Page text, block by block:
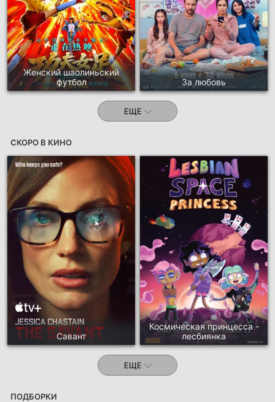
Женский шаолиньский
футбол
За любовь
ЕЩЕ
СКОРО В КИНО
Савант
Космическая принцесса -
лесбиянка
ЕЩЕ
ПОДБОРКИ